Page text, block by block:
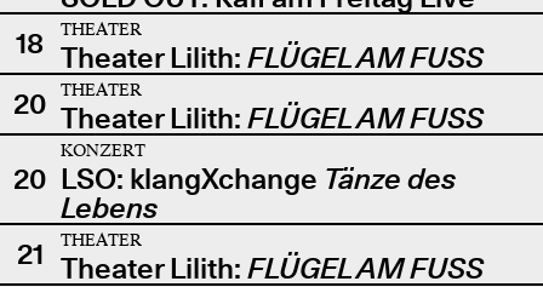
18
THEATER
Theater Lilith: FLÜGEL AM FUSS
20
THEATER
Theater Lilith: FLÜGEL AM FUSS
20
KONZERT
LSO: klangXchange Tänze des
Lebens
21
THEATER
Theater Lilith: FLÜGEL AM FUSS